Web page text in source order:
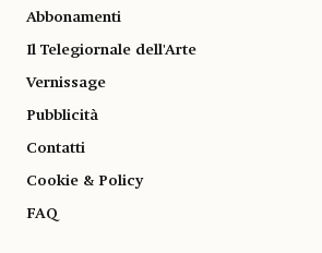
Abbonamenti
Il Telegiornale dell'Arte
Vernissage
Pubblicità
Contatti
Cookie & Policy
FAQ